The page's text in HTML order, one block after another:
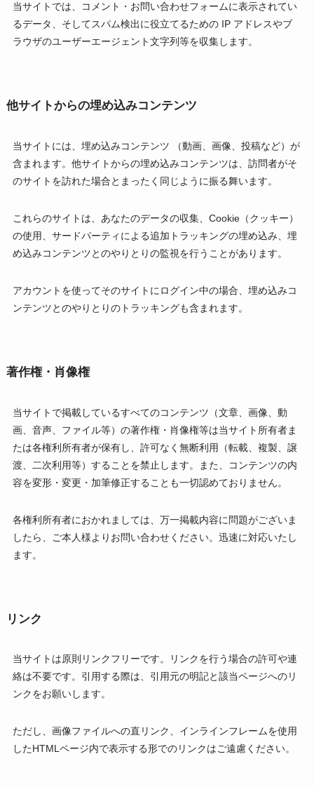
当サイトでは、コメント・お問い合わせフォームに表示されてい
るデータ、そしてスパム検出に役立てるための IP アドレスやブ
ラウザのユーザーエージェント文字列等を収集します。
他サイトからの埋め込みコンテンツ
当サイトには、埋め込みコンテンツ （動画、画像、投稿など）が
含まれます。他サイトからの埋め込みコンテンツは、訪問者がそ
のサイトを訪れた場合とまったく同じように振る舞います。
これらのサイトは、あなたのデータの収集、Cookie（クッキー）
の使用、サードパーティによる追加トラッキングの埋め込み、埋
め込みコンテンツとのやりとりの監視を行うことがあります。
アカウントを使ってそのサイトにログイン中の場合、埋め込みコ
ンテンツとのやりとりのトラッキングも含まれます。
著作権・肖像権
当サイトで掲載しているすべてのコンテンツ（文章、画像、動
画、音声、ファイル等）の著作権・肖像権等は当サイト所有者ま
たは各権利所有者が保有し、許可なく無断利用（転載、複製、譲
渡、二次利用等）することを禁止します。また、コンテンツの内
容を変形・変更・加筆修正することも一切認めておりません。
各権利所有者におかれましては、万一掲載内容に問題がございま
したら、ご本人様よりお問い合わせください。迅速に対応いたし
ます。
リンク
当サイトは原則リンクフリーです。リンクを行う場合の許可や連
絡は不要です。引用する際は、引用元の明記と該当ページへのリ
ンクをお願いします。
ただし、画像ファイルへの直リンク、インラインフレームを使用
したHTMLページ内で表示する形でのリンクはご遠慮ください。